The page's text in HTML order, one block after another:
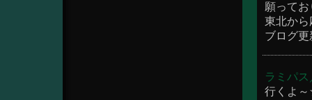
願って
東北から
ブログ
ラミパス
行くよ